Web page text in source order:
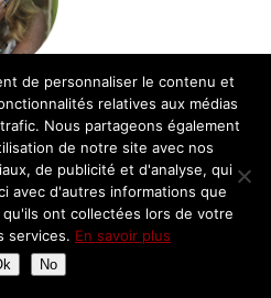
de Chantal!
pour la cuisine et
recettes,
et avis
de personnaliser le contenu et
relatives aux médias
Nous partageons également
de notre site avec nos
de publicité et d'analyse, qui
avec d'autres informations que
ont collectées lors de votre
services. En savoir plus
No